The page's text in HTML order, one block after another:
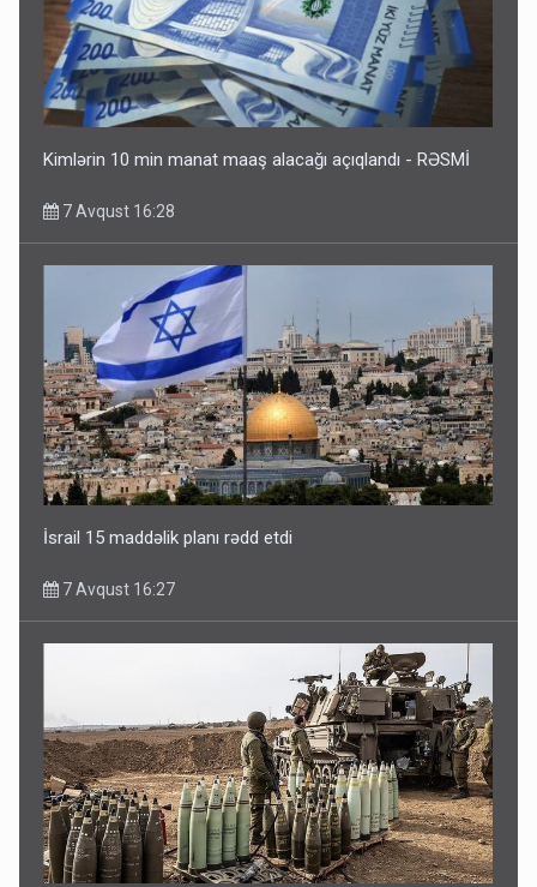
Kimlərin 10 min manat maaş alacağı açıqlandı - RƏSMİ
7 Avqust 16:28
İsrail 15 maddəlik planı rədd etdi
7 Avqust 16:27